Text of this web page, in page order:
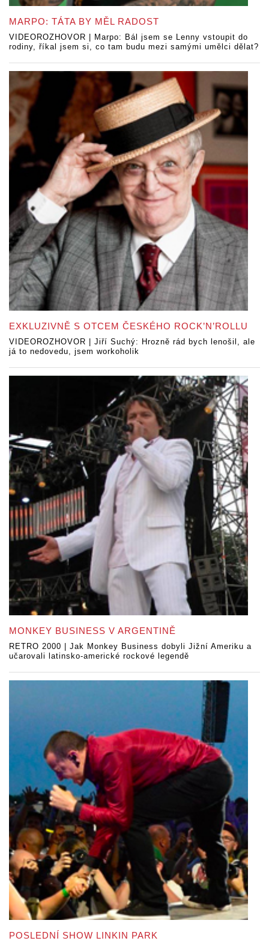
MARPO: TÁTA BY MĚL RADOST
VIDEOROZHOVOR | Marpo: Bál jsem se Lenny vstoupit do
rodiny, říkal jsem si, co tam budu mezi samými umělci dělat?
EXKLUZIVNĚ S OTCEM ČESKÉHO ROCK’N’ROLLU
VIDEOROZHOVOR | Jiří Suchý: Hrozně rád bych lenošil, ale
já to nedovedu, jsem workoholik
MONKEY BUSINESS V ARGENTINĚ
RETRO 2000 | Jak Monkey Business dobyli Jižní Ameriku a
učarovali latinsko-americké rockové legendě
POSLEDNÍ SHOW LINKIN PARK